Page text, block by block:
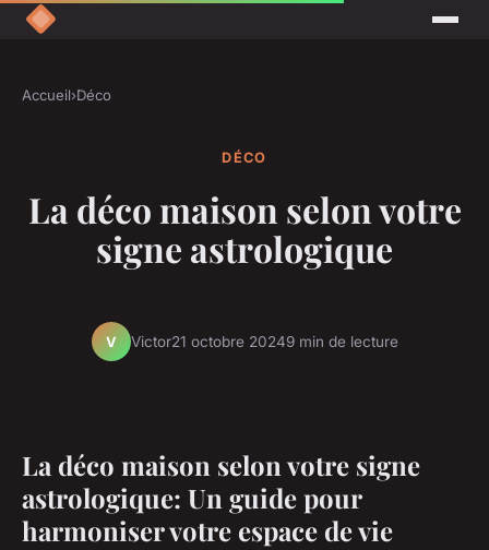
Accueil›Déco
DÉCO
La déco maison selon votre
signe astrologique
V Victor21 octobre 20249 min de lecture
La déco maison selon votre signe
astrologique: Un guide pour
harmoniser votre espace de vie